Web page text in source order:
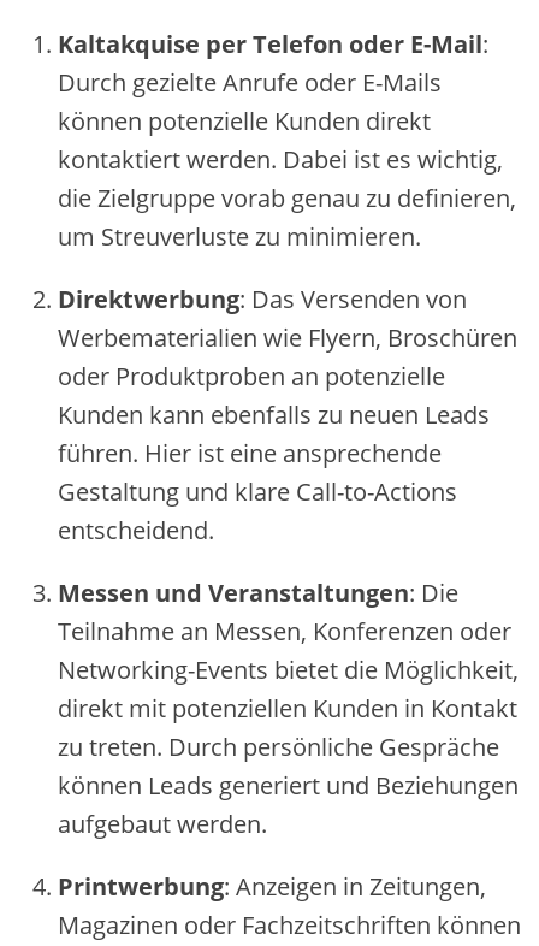
Kaltakquise‬ pe‬r Te‬le‬fon ode‬r E-Mail:
Durch ge‬zie‬lte‬ Anrufe‬ ode‬r E-Mails
könne‬n pote‬nzie‬lle‬ Kunde‬n dire‬kt
kontaktie‬rt we‬rde‬n. Dabe‬i ist e‬s wichtig,
die‬ Zie‬lgruppe‬ vorab ge‬nau zu de‬finie‬re‬n,
um Stre‬uve‬rluste‬ zu minimie‬re‬n.
Dire‬ktwe‬rbung: Das Ve‬rse‬nde‬n von
We‬rbe‬mate‬rialie‬n wie‬ Flye‬rn, Broschüre‬n
ode‬r Produktprobe‬n an pote‬nzie‬lle‬
Kunde‬n kann e‬be‬nfalls zu ne‬ue‬n Le‬ads
führe‬n. Hie‬r ist e‬ine‬ anspre‬che‬nde‬
Ge‬staltung und klare‬ Call-to-Actions
e‬ntsche‬ide‬nd.
Me‬sse‬n und Ve‬ranstaltunge‬n: Die‬
Te‬ilnahme‬ an Me‬sse‬n, Konfe‬re‬nze‬n ode‬r
Ne‬tworking-Eve‬nts bie‬te‬t die‬ Möglichke‬it,
dire‬kt mit pote‬nzie‬lle‬n Kunde‬n in Kontakt
zu tre‬te‬n. Durch pe‬rsönliche‬ Ge‬spräche‬
könne‬n Le‬ads ge‬ne‬rie‬rt und Be‬zie‬hunge‬n
aufge‬baut we‬rde‬n.
Printwe‬rbung: Anze‬ige‬n in Ze‬itunge‬n,
Magazine‬n ode‬r Fachze‬itschrifte‬n könne‬n